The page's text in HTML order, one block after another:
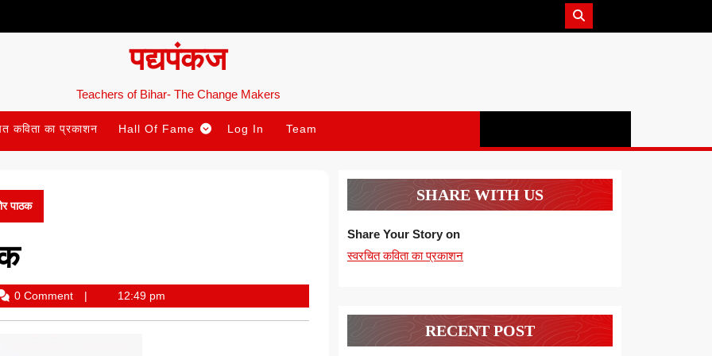
पद्यपंकज
Teachers of Bihar- The Change Makers
कविता का प्रकाशन Hall Of Fame Log In Team
पाठक
0 Comment 12:49 pm
SHARE WITH US
Share Your Story on
स्वरचित कविता का प्रकाशन
RECENT POST